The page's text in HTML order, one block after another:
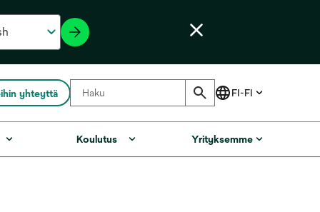
yhteyttä
Koulutus Yrityksemme